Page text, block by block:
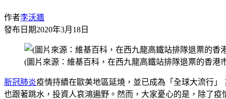
作者李沃牆
發布日期2020年3月18日
(圖片來源：維基百科，在西九龍高鐵站排隊退票的香港
新冠肺炎疫情持續在歐美地區延燒，並已成為「全球大流行
也跟著跳水，投資人哀鴻遍野。然而，大家憂心的是，除了